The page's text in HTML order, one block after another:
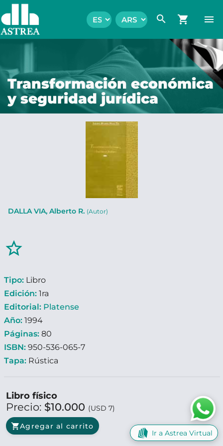
search shopping_cart menu
Transformación económica
y seguridad jurídica
DALLA VIA, Alberto R. (Autor)
star_border
Tipo: Libro
Edición: 1ra
Editorial: Platense
Año: 1994
Páginas: 80
ISBN: 950-536-065-7
Tapa: Rústica
Libro físico
Precio: $10.000 (USD 7)
shopping_cartAgregar al carrito
Ir a Astrea Virtual